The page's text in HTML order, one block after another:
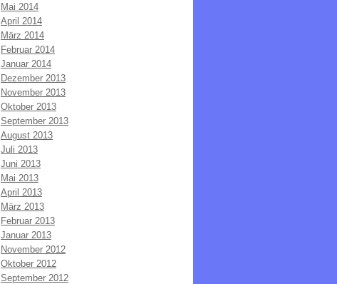
Mai 2014
April 2014
März 2014
Februar 2014
Januar 2014
Dezember 2013
November 2013
Oktober 2013
September 2013
August 2013
Juli 2013
Juni 2013
Mai 2013
April 2013
März 2013
Februar 2013
Januar 2013
November 2012
Oktober 2012
September 2012